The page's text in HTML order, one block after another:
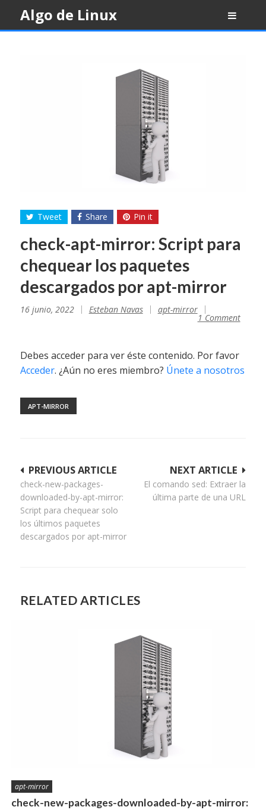
content
Algo de Linux
Tweet Share Pin it
check-apt-mirror: Script para
chequear los paquetes
descargados por apt-mirror
16 junio, 2022 Esteban Navas apt-mirror
1 Comment
Debes acceder para ver éste contenido. Por favor
Acceder. ¿Aún no eres miembro? Únete a nosotros
APT-MIRROR
Navegación
de
entradas
NEXT ARTICLE
El comando sed: Extraer la
última parte de una URL
PREVIOUS ARTICLE
check-new-packages-
downloaded-by-apt-mirror:
Script para chequear solo
los últimos paquetes
descargados por apt-mirror
RELATED ARTICLES
apt-mirror
check-new-packages-downloaded-by-apt-mirror: